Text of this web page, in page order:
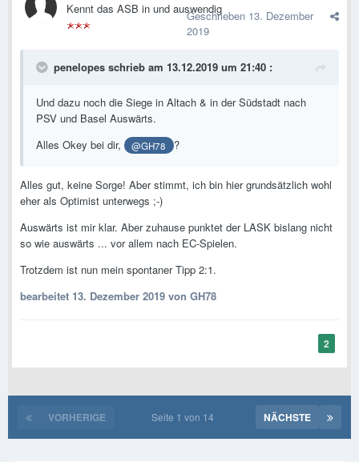
Kennt das ASB in und auswendig
Geschrieben 13. Dezember
2019
penelopes schrieb am 13.12.2019 um 21:40 :
Und dazu noch die Siege in Altach & in der Südstadt nach
PSV und Basel Auswärts.
Alles Okey bei dir,
@GH78 ?
Alles gut, keine Sorge! Aber stimmt, ich bin hier grundsätzlich wohl
eher als Optimist unterwegs ;-)
Auswärts ist mir klar. Aber zuhause punktet der LASK bislang nicht
so wie auswärts ... vor allem nach EC-Spielen.
Trotzdem ist nun mein spontaner Tipp 2:1.
bearbeitet 13. Dezember 2019 von GH78
2
VORHERIGE NÄCHSTE
Seite 1 von 14